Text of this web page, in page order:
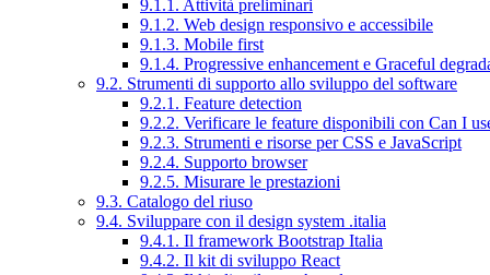
9.1.1. Attività preliminari
9.1.2. Web design responsivo e accessibile
9.1.3. Mobile first
9.1.4. Progressive enhancement e Graceful
9.2. Strumenti di supporto allo sviluppo del software
9.2.1. Feature detection
9.2.2. Verificare le feature disponibili con Can I
9.2.3. Strumenti e risorse per CSS e JavaScript
9.2.4. Supporto browser
9.2.5. Misurare le prestazioni
9.3. Catalogo del riuso
9.4. Sviluppare con il design system .italia
9.4.1. Il framework Bootstrap Italia
9.4.2. Il kit di sviluppo React